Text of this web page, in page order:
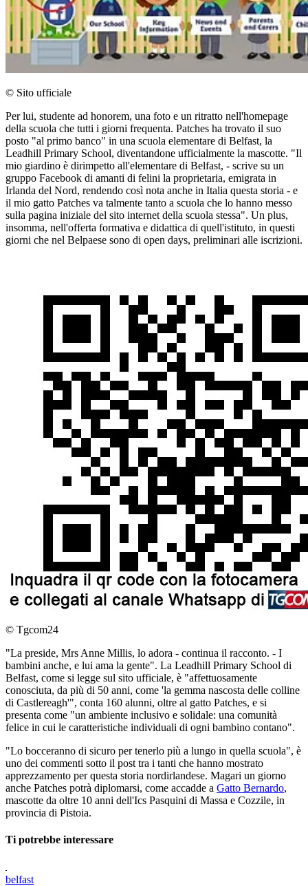
© Sito ufficiale
Per lui, studente ad honorem, una foto e un ritratto nell'homepage
della scuola che tutti i giorni frequenta. Patches ha trovato il suo
posto "al primo banco" in una scuola elementare di Belfast, la
Leadhill Primary School, diventandone ufficialmente la mascotte. "Il
mio giardino è dirimpetto all'elementare di Belfast, - scrive su un
gruppo Facebook di amanti di felini la proprietaria, emigrata in
Irlanda del Nord, rendendo così nota anche in Italia questa storia - e
il mio gatto Patches va talmente tanto a scuola che lo hanno messo
sulla pagina iniziale del sito internet della scuola stessa". Un plus,
insomma, nell'offerta formativa e didattica di quell'istituto, in questi
giorni che nel Belpaese sono di open days, preliminari alle iscrizioni.
© Tgcom24
"La preside, Mrs Anne Millis, lo adora - continua il racconto. - I
bambini anche, e lui ama la gente". La Leadhill Primary School di
Belfast, come si legge sul sito ufficiale, è "affettuosamente
conosciuta, da più di 50 anni, come 'la gemma nascosta delle colline
di Castlereagh'", conta 160 alunni, oltre al gatto Patches, e si
presenta come "un ambiente inclusivo e solidale: una comunità
felice in cui le caratteristiche individuali di ogni bambino contano".
"Lo bocceranno di sicuro per tenerlo più a lungo in quella scuola", è
uno dei commenti sotto il post tra i tanti che hanno mostrato
apprezzamento per questa storia nordirlandese. Magari un giorno
anche Patches potrà diplomarsi, come accadde a Gatto Bernardo,
mascotte da oltre 10 anni dell'Ics Pasquini di Massa e Cozzile, in
provincia di Pistoia.
Ti potrebbe interessare
belfast